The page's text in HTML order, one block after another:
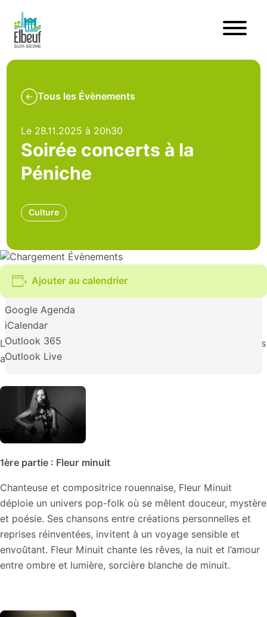
Tous les Évènements
Le 28.11.2025 à 20h30
Soirée concerts à la
Péniche
Culture
Ajouter au calendrier
Google Agenda
iCalendar
Outlook 365
Outlook Live
L’association CST et la Ville proposent une soirée concerts
avec les groupes suivants :
1ère partie : Fleur minuit
Chanteuse et compositrice rouennaise, Fleur Minuit
déploie un univers pop-folk où se mêlent douceur, mystère
et poésie. Ses chansons entre créations personnelles et
reprises réinventées, invitent à un voyage sensible et
envoûtant. Fleur Minuit chante les rêves, la nuit et l’amour
entre ombre et lumière, sorcière blanche de minuit.